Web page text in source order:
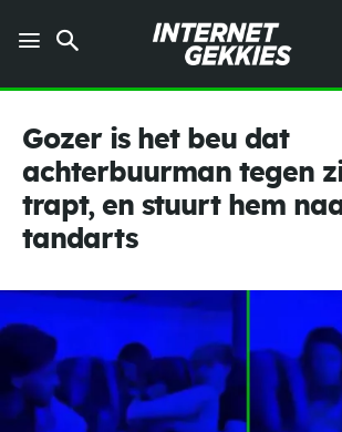
Gozer is het beu dat
achterbuurman tegen
trapt, en stuurt hem
tandarts